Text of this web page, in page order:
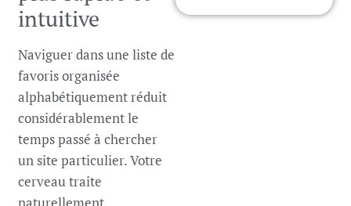
intuitive
Naviguer dans une liste de
favoris organisée
alphabétiquement réduit
considérablement le
temps passé à chercher
un site particulier. Votre
cerveau traite